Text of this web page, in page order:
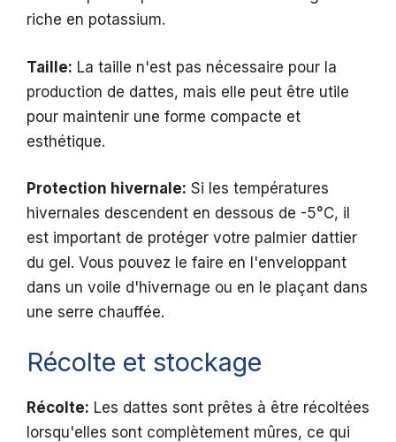
riche en potassium.
Taille: La taille n'est pas nécessaire pour la
production de dattes, mais elle peut être utile
pour maintenir une forme compacte et
esthétique.
Protection hivernale: Si les températures
hivernales descendent en dessous de -5°C, il
est important de protéger votre palmier dattier
du gel. Vous pouvez le faire en l'enveloppant
dans un voile d'hivernage ou en le plaçant dans
une serre chauffée.
Récolte et stockage
Récolte: Les dattes sont prêtes à être récoltées
lorsqu'elles sont complètement mûres, ce qui